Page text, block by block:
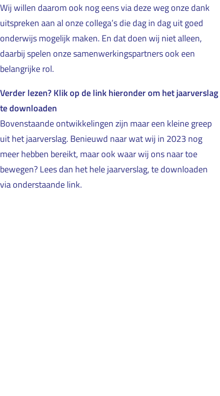
Wij willen daarom ook nog eens via deze weg onze dank
uitspreken aan al onze collega’s die dag in dag uit goed
onderwijs mogelijk maken. En dat doen wij niet alleen,
daarbij spelen onze samenwerkingspartners ook een
belangrijke rol.
Verder lezen? Klik op de link hieronder om het jaarverslag
te downloaden
Bovenstaande ontwikkelingen zijn maar een kleine greep
uit het jaarverslag. Benieuwd naar wat wij in 2023 nog
meer hebben bereikt, maar ook waar wij ons naar toe
bewegen? Lees dan het hele jaarverslag, te downloaden
via onderstaande link.